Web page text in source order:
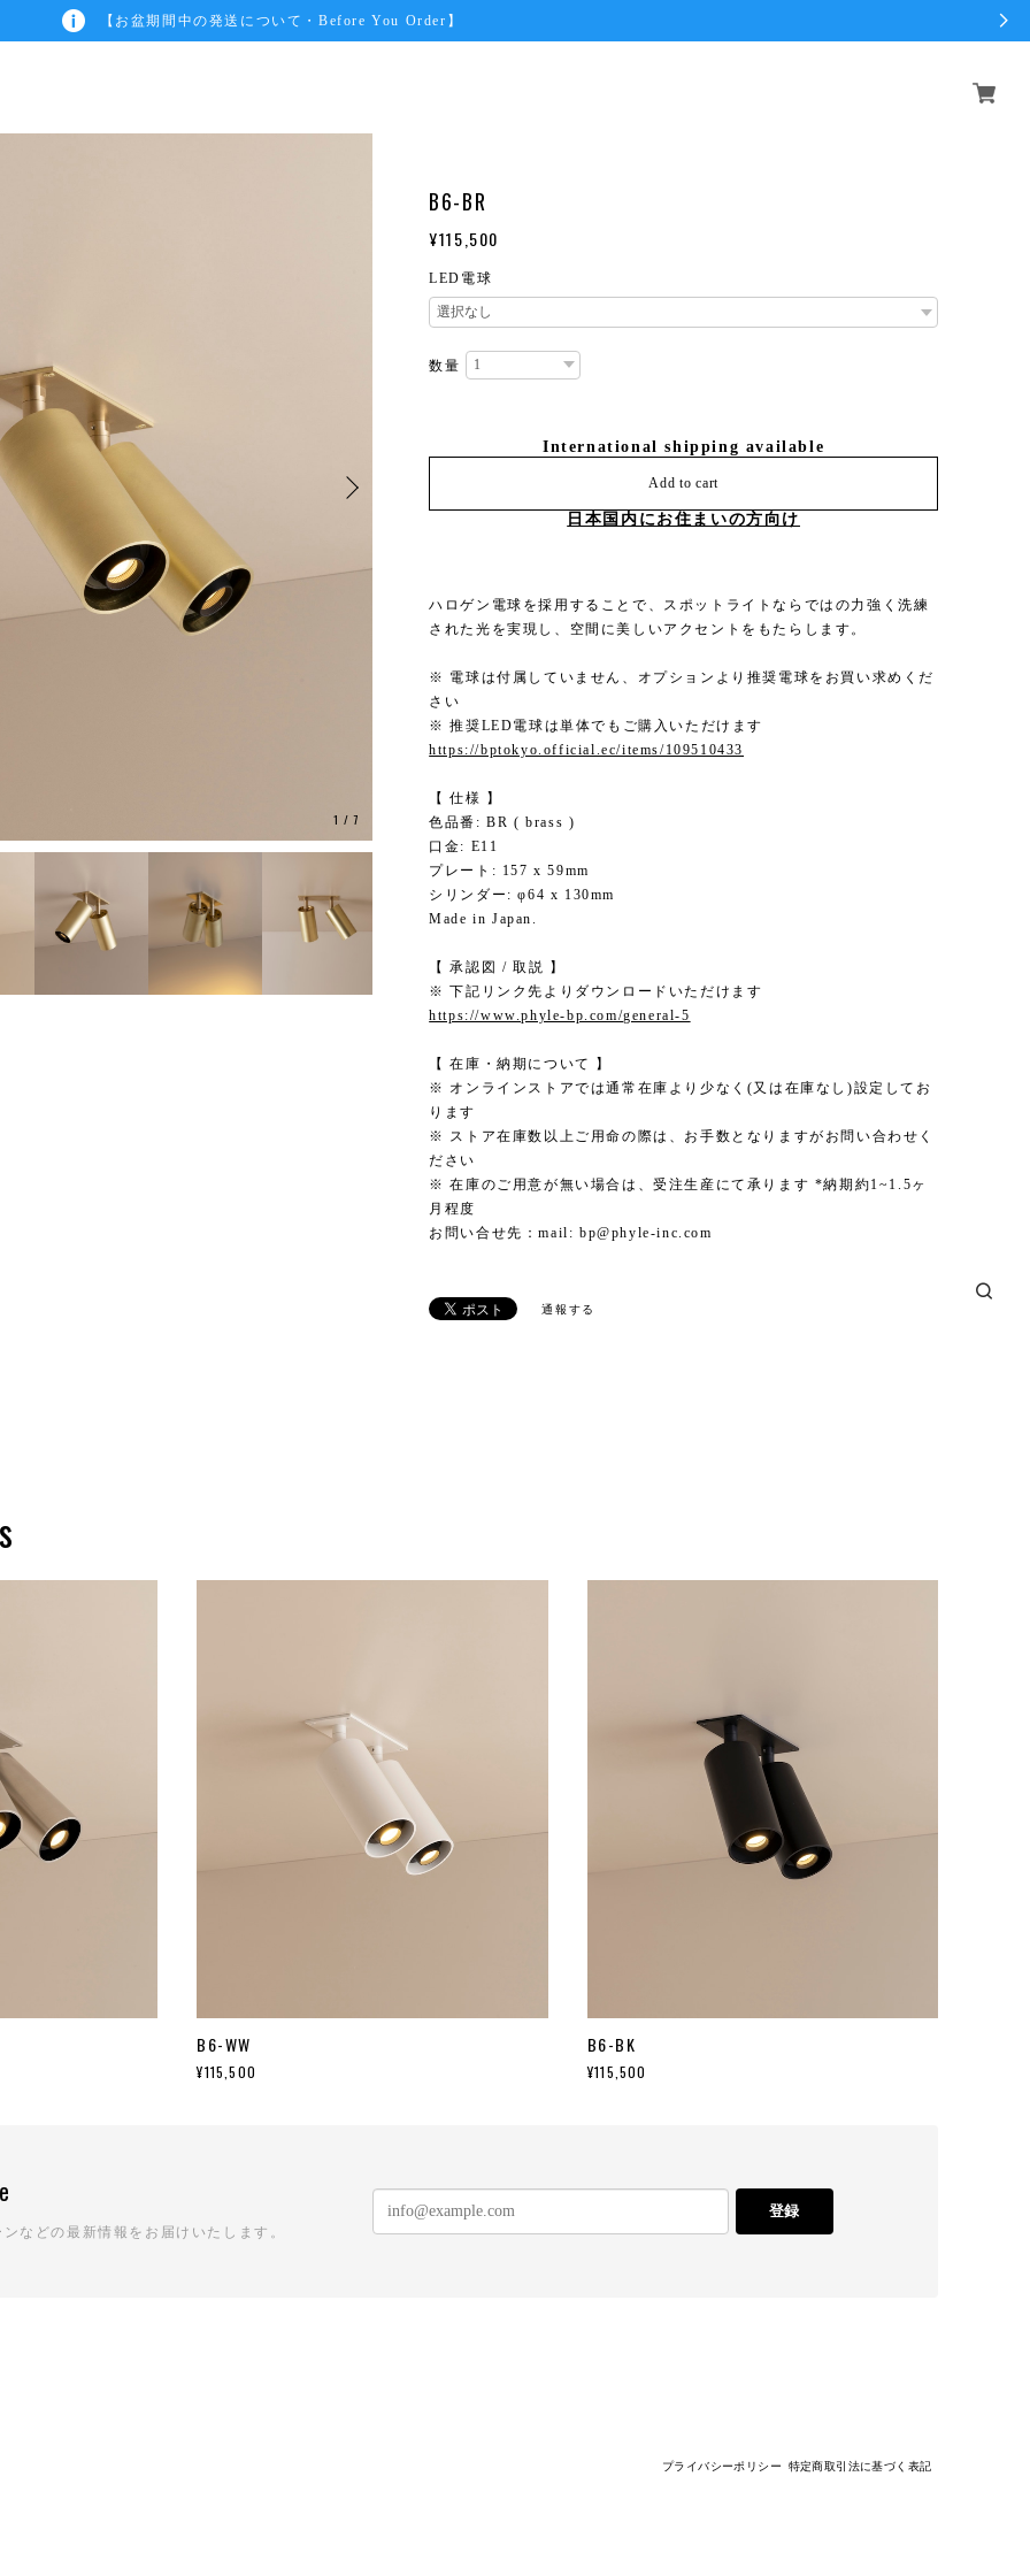
【お盆期間中の発送について・Before You Order】
1 /7
B6-BR
¥115,500
LED電球
数量
International shipping available
Add to cart
日本国内にお住まいの方向け
ハロゲン電球を採用することで、スポットライトならではの力強く洗練
された光を実現し、空間に美しいアクセントをもたらします。
※ 電球は付属していません、オプションより推奨電球をお買い求めくだ
さい
※ 推奨LED電球は単体でもご購入いただけます
https://bptokyo.official.ec/items/109510433
【 仕様 】
色品番: BR ( brass )
口金: E11
プレート: 157 x 59mm
シリンダー: φ64 x 130mm
Made in Japan.
【 承認図 / 取説 】
※ 下記リンク先よりダウンロードいただけます
https://www.phyle-bp.com/general-5
【 在庫・納期について 】
※ オンラインストアでは通常在庫より少なく(又は在庫なし)設定してお
ります
※ ストア在庫数以上ご用命の際は、お手数となりますがお問い合わせく
ださい
※ 在庫のご用意が無い場合は、受注生産にて承ります *納期約1~1.5ヶ
月程度
お問い合せ先：mail:bp@phyle-inc.com
通報する
B6-WW
¥115,500
B6-BK
¥115,500
などの最新情報をお届けいたします。
登録
プライバシーポリシー 特定商取引法に基づく表記